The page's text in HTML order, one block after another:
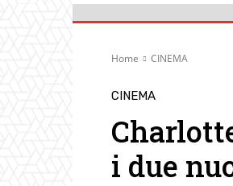
Home CINEMA
CINEMA
i due